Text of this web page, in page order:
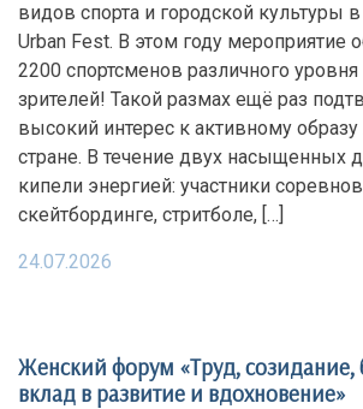
видов спорта и городской культуры
Urban Fest. В этом году мероприятие
2200 спортсменов различного
зрителей! Такой размах ещё раз
высокий интерес к активному
стране. В течение двух насыщенных
кипели энергией: участники
скейтбординге, стритболе, […]
24.07.2026
Женский форум «Труд, созидание,
вклад в развитие и вдохновение»